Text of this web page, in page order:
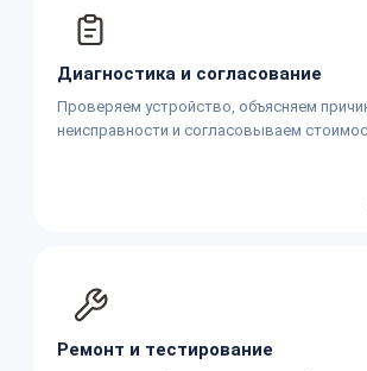
Диагностика и согласование
Проверяем устройство, объясняем
неисправности и согласовываем
Ремонт и тестирование